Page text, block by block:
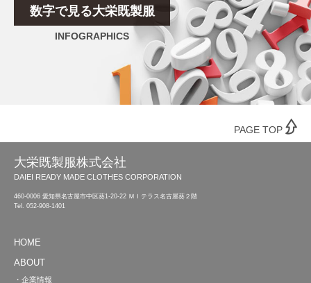
数字で見る大栄既製服
INFOGRAPHICS
PAGE TOP
大栄既製服株式会社
DAIEI READY MADE CLOTHES CORPORATION
460-0006 愛知県名古屋市中区葵1-20-22 ＭＩテラス名古屋葵２階
Tel. 052-908-1401
HOME
ABOUT
・企業情報